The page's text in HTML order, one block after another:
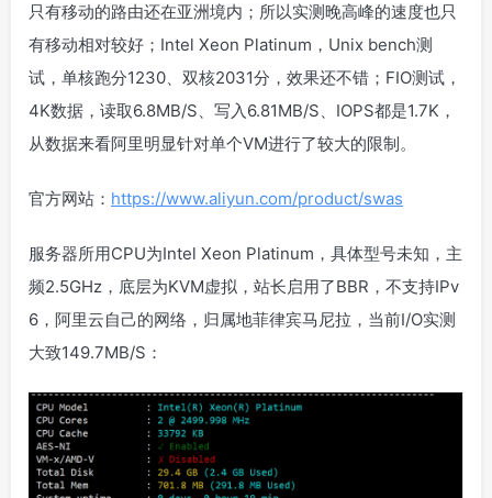
只有移动的路由还在亚洲境内；所以实测晚高峰的速度也只
有移动相对较好；Intel Xeon Platinum，Unix bench测
试，单核跑分1230、双核2031分，效果还不错；FIO测试，
4K数据，读取6.8MB/S、写入6.81MB/S、IOPS都是1.7K，
从数据来看阿里明显针对单个VM进行了较大的限制。
官方网站： https://www.aliyun.com/product/swas
服务器所用CPU为Intel Xeon Platinum，具体型号未知，主
频2.5GHz，底层为KVM虚拟，站长启用了BBR，不支持IPv
6，阿里云自己的网络，归属地菲律宾马尼拉，当前I/O实测
大致149.7MB/S：